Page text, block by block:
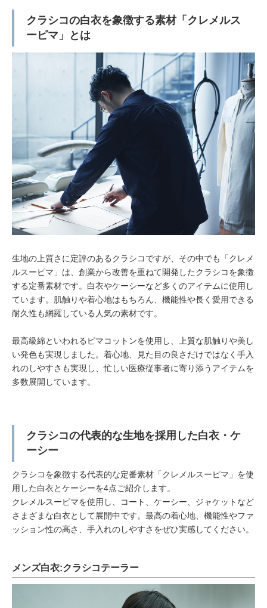
クラシコの白衣を象徴する素材「クレメルス
ーピマ」とは
生地の上質さに定評のあるクラシコですが、その中でも「クレメ
ルスーピマ」は、創業から改善を重ねて開発したクラシコを象徴
する定番素材です。白衣やケーシーなど多くのアイテムに使用し
ています。肌触りや着心地はもちろん、機能性や長く愛用できる
耐久性も網羅している人気の素材です。
最高級綿といわれるピマコットンを使用し、上質な肌触りや美し
い発色も実現しました。着心地、見た目の良さだけではなく手入
れのしやすさも実現し、忙しい医療従事者に寄り添うアイテムを
多数展開しています。
クラシコの代表的な生地を採用した白衣・ケ
ーシー
クラシコを象徴する代表的な定番素材「クレメルスーピマ」を使
用した白衣とケーシーを4点ご紹介します。
クレメルスーピマを使用し、コート、ケーシー、ジャケットなど
さまざまな白衣として展開中です。最高の着心地、機能性やファ
ッション性の高さ、手入れのしやすさをぜひ実感してください。
メンズ白衣:クラシコテーラー